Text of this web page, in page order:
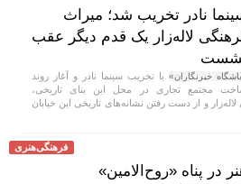
نادر تخریب شد؛ میراث
لاله‌زار یک قدم دیگر عقب
خبرنگاران» با تخریب سینما نادر و آغاز روند
مجتمع تجاری در محل این بنای تاریخی،
لاله‌زار و از دست رفتن نشانه‌های تاریخی این خیابان
فرهنگی‌هنری
در پناه «روح‌الامین»